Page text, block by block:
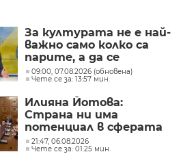
За културата не е най-
важно само колко са
парите, а да се
изплащат навреме,
заяви министър Евтим
Милошев
09:00, 07.08.2026 (обновена)
Чете се за: 13:57 мин.
Илияна Йотова:
Страна ни има
потенциал в сферата
на изкуствения
интелект и бизнесът
21:47, 06.08.2026
Чете се за: 01:25 мин.